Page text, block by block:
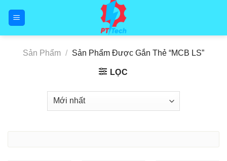
Sản Phẩm / Sản Phẩm Được Gắn Thẻ “MCB LS”
LỌC